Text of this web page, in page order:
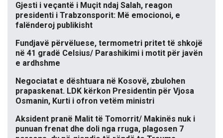
Gjesti i veçantë i Muçit ndaj Salah, reagon
presidenti i Trabzonsporit: Më emocionoi, e
falënderoj publikisht
Fundjavë përvëluese, termometri pritet të shkojë
në 41 gradë Celsius/ Parashikimi i motit për javën
e ardhshme
Negociatat e dështuara në Kosovë, zbulohen
prapaskenat. LDK kërkon Presidentin për Vjosa
Osmanin, Kurti i ofron vetëm ministri
Aksident pranë Malit të Tomorrit/ Makinës nuk i
punuan frenat dhe doli nga rruga, plagosen 7